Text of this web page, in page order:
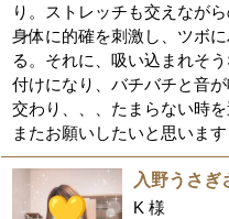
り。ストレッチも交えなが
身体に的確を刺激し、ツボ
る。それに、吸い込まれそ
付けになり、バチバチと音
交わり、、、たまらない時
またお願いしたいと思います
入野うさぎ
K 様